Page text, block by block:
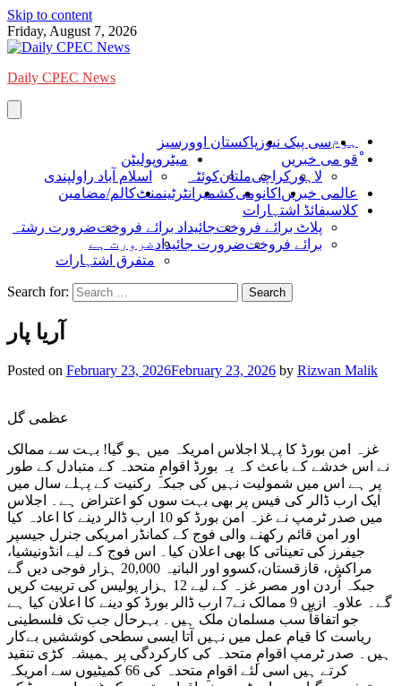
Skip to content
Friday, August 7, 2026
Daily CPEC News
ہومسی پیک نیوز پاکستان اوورسیز
ْقو می خبریں
لاہور کراچیملتانکوئٹہ
میٹروپولیٹن
اسلام آباد راولپندی
عالمی خبریں اکانومیکشمیر انٹرٹینمنٹکالم/مضامین
کلاسیفائڈ اشتہارات
پلاٹ برائے فروختجائیداد برائے فروختضرورت رشتہ
برائے فروختضرورت جائیدادضرورت ہے
متفرق اشتہارات
Search for:
آریا پار
Posted on February 23, 2026February 23, 2026 by Rizwan Malik
عظمی گل
غزہ امن بورڈ کا پہلا اجلاس امریکہ میں ہو گیا! بہت سے ممالک
نے اس خدشے کے باعث کہ یہ بورڈ اقوامِ متحدہ کے متبادل کے طور
پر ہے اس میں شمولیت نہیں کی جبکہ رکنیت کے پہلے سال میں
ایک ارب ڈالر کی فیس پر بھی بہت سوں کو اعتراض ہے۔ اجلاس
میں صدر ٹرمپ نے غزہ امن بورڈ کو 10 ارب ڈالر دینے کا اعادہ کیا
اور امن قائم رکھنے والی فوج کے کمانڈر امریکی جنرل جیسپر
جیفرز کی تعیناتی کا بھی اعلان کیا۔ اس فوج کے لیے انڈونیشیا،
مراکش، قازقستان،کسوو اور البانیہ 20,000 ہزار فوجی دیں گے
جبکہ اُردن اور مصر غزہ کے لیے 12 ہزار پولیس کی تربیت کریں
گے۔ علاوہ ازیں 9 ممالک نے7 ارب ڈالر بورڈ کو دینے کا اعلان کیا ہے
جو اتفاقاً سب مسلمان ملک ہیں۔ بہرحال جب تک فلسطینی
ریاست کا قیام عمل میں نہیں آتا ایسی سطحی کوششیں بےکار
ہیں۔ صدر ٹرمپ اقوامِ متحدہ کی کارکردگی پر ہمیشہ کڑی تنقید
کرتے ہیں اسی لئے اقوامِ متحدہ کی 66 کمیٹیوں سے امریکہ